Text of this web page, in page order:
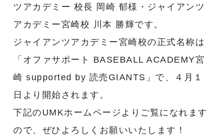
ツアカデミー 校長 岡崎 郁様・ジャイアンツ
アカデミー宮崎校 川本 勝輝です。
ジャイアンツアカデミー宮崎校の正式名称は
「オファサポート BASEBALL ACADEMY宮
崎 supported by 読売GIANTS」で、４月１
日より開始されます。
下記のUMKホームページよりご覧になれます
ので、ぜひよろしくお願いいたします！